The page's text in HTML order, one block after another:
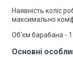
Наявність коліс
максимально
Об'єм барабана -
Основні